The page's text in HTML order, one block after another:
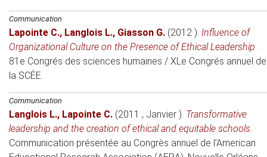
Communication
Lapointe C., Langlois L., Giasson G. (2012 ). Influence of
Organizational Culture on the Presence of Ethical Leadership .
81e Congrés des sciences humaines / XLe Congrés annuel de
la SCÉE.
Communication
Langlois L., Lapointe C. (2011 , Janvier ). Transformative
leadership and the creation of ethical and equitable schools.
Communication présentée au Congrès annuel de l’American